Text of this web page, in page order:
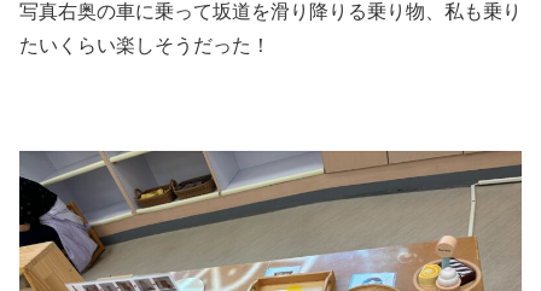
写真右奥の車に乗って坂道を滑り降りる乗り物、私も乗り
たいくらい楽しそうだった！